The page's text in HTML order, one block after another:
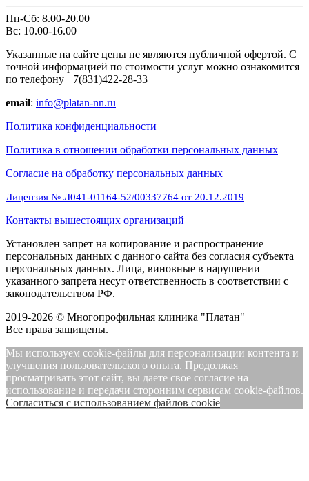
Пн-Сб: 8.00-20.00
Вс: 10.00-16.00
Указанные на сайте цены не являются публичной офертой. С
точной информацией по стоимости услуг можно ознакомится
по телефону +7(831)422-28-33
email: info@platan-nn.ru
Политика конфиденциальности
Политика в отношении обработки персональных данных
Cогласие на обработку персональных данных
Лицензия № Л041-01164-52/00337764 от 20.12.2019
Контакты вышестоящих организаций
Установлен запрет на копирование и распространение
персональных данных с данного сайта без согласия субъекта
персональных данных. Лица, виновные в нарушении
указанного запрета несут ответственность в соответствии с
законодательством РФ.
2019-2026 © Многопрофильная клиника "Платан"
Все права защищены.
Мы используем cookie-файлы для персонализации контента и
улучшения пользовательского опыта. Продолжая
просматривать этот сайт, вы даете свое согласие на
использование и передачи сторонним сервисам cookie-файлов.
Cогласиться с использованием файлов cookie